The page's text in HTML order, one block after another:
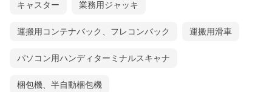
キャスター 業務用ジャッキ
運搬用コンテナバック、フレコンバック 運搬用滑車
パソコン用ハンディターミナルスキャナ
梱包機、半自動梱包機